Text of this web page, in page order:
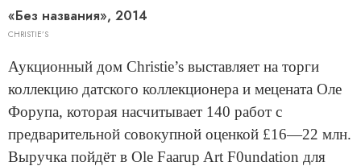
«Без названия», 2014
CHRISTIE’S
Аукционный дом Christie’s выставляет на торги
коллекцию датского коллекционера и мецената Оле
Форупа, которая насчитывает 140 работ с
предварительной совокупной оценкой £16—22 млн.
Выручка пойдёт в Ole Faarup Art F0undation для